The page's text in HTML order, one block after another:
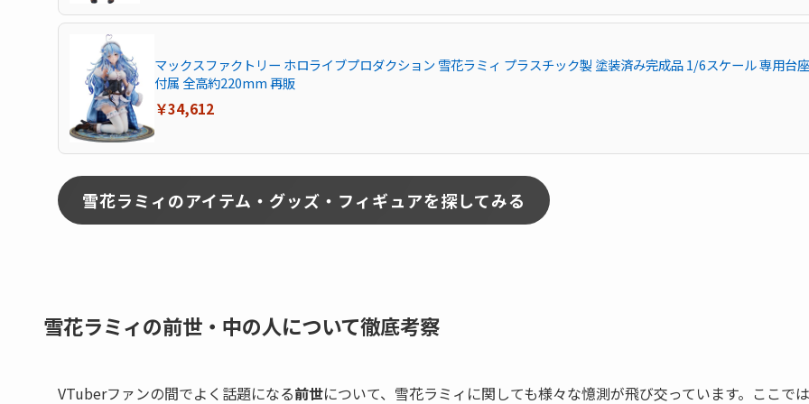
マックスファクトリー ホロライブプロダクション 雪花ラミィ プラスチック製 塗装済み完成品 1/6スケール 専用台
付属 全高約220mm 再販
￥34,612
雪花ラミィのアイテム・グッズ・フィギュアを探してみる
雪花ラミィの前世・中の人について徹底考察
VTuberファンの間でよく話題になる前世について、雪花ラミィに関しても様々な憶測が飛び交っています。ここで